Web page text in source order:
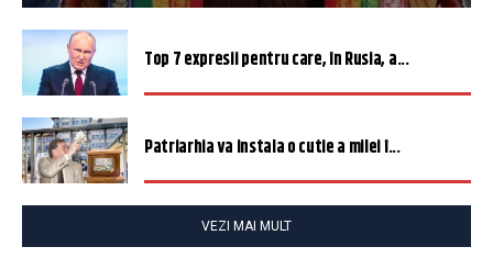
Top 7 expresii pentru care, în Rusia, a...
Patriarhia va instala o cutie a milei î...
VEZI MAI MULT